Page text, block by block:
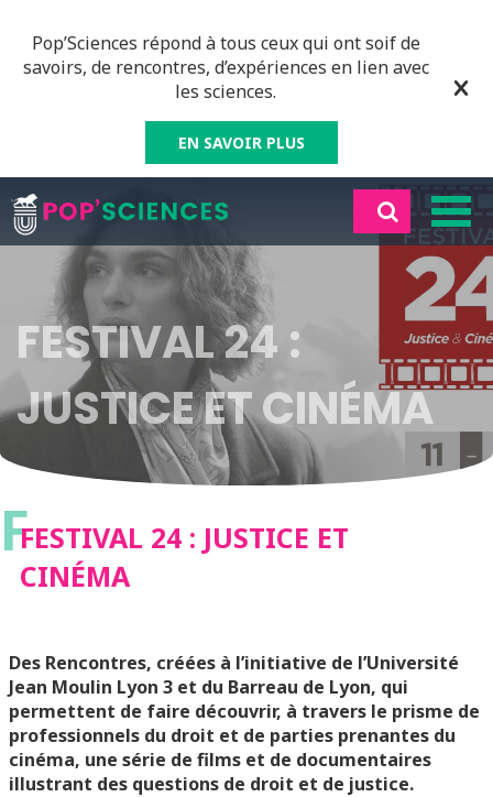
Pop’Sciences répond à tous ceux qui ont soif de
savoirs, de rencontres, d’expériences en lien avec
les sciences.
EN SAVOIR PLUS
FESTIVAL 24 :
JUSTICE ET CINÉMA
FFESTIVAL 24 : JUSTICE ET
CINÉMA
Des Rencontres, créées à l’initiative de l’Université
Jean Moulin Lyon 3 et du Barreau de Lyon, qui
permettent de faire découvrir, à travers le prisme de
professionnels du droit et de parties prenantes du
cinéma, une série de films et de documentaires
illustrant des questions de droit et de justice.